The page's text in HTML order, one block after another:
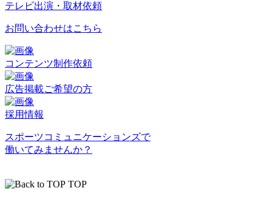
テレビ出演・取材依頼
お問い合わせはこちら
コンテンツ制作依頼
広告掲載ご希望の方
採用情報
スポーツコミュニケーションズで
働いてみませんか？
TOP